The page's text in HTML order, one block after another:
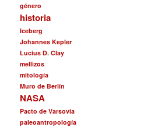
género
historia
Iceberg
Johannes Kepler
Lucius D. Clay
mellizos
mitología
Muro de Berlín
NASA
Pacto de Varsovia
paleoantropología